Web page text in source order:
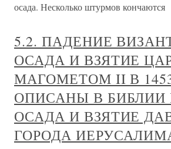
осада. Несколько штурмов кончаются
5.2. ПАДЕНИЕ
ОСАДА И ВЗЯТИЕ
МАГОМЕТОМ II В
ОПИСАНЫ В БИБЛИИ
ОСАДА И ВЗЯТИЕ
ГОРОДА